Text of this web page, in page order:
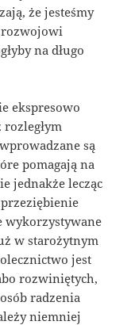
że jesteśmy
rozwojowi
na długo
ekspresowo
są
pomagają na
jednakże lecząc
wykorzystywane
w starożytnym
jest
rozwiniętych,
radzenia
niemniej